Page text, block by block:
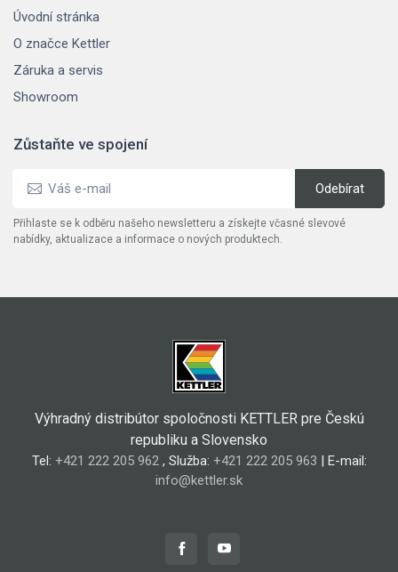
Úvodní stránka
O značce Kettler
Záruka a servis
Showroom
Zůstaňte ve spojení
Přihlaste se k odběru našeho newsletteru a získejte včasné slevové
nabídky, aktualizace a informace o nových produktech.
Výhradný distribútor spoločnosti KETTLER pre Českú
republiku a Slovensko
Tel: +421 222 205 962, Služba: +421 222 205 963 | E-mail:
info@kettler.sk